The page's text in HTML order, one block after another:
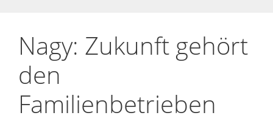
Nagy: Zukunft gehört
den
Familienbetrieben